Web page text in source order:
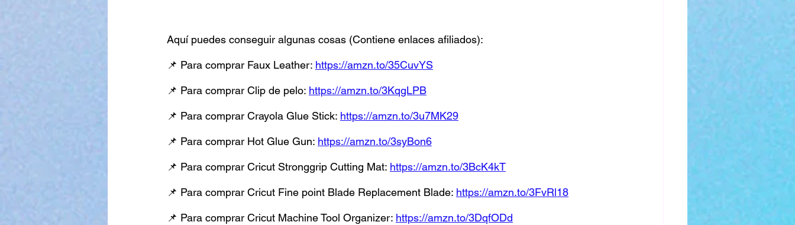
Aquí puedes conseguir algunas cosas (Contiene enlaces afiliados):
📌 Para comprar Faux Leather: https://amzn.to/35CuvYS
📌 Para comprar Clip de pelo: https://amzn.to/3KqgLPB
📌 Para comprar Crayola Glue Stick: https://amzn.to/3u7MK29
📌 Para comprar Hot Glue Gun: https://amzn.to/3syBon6
📌 Para comprar Cricut Stronggrip Cutting Mat: https://amzn.to/3BcK4kT
📌 Para comprar Cricut Fine point Blade Replacement Blade: https://amzn.to/3FvRl18
📌 Para comprar Cricut Machine Tool Organizer: https://amzn.to/3DqfODd